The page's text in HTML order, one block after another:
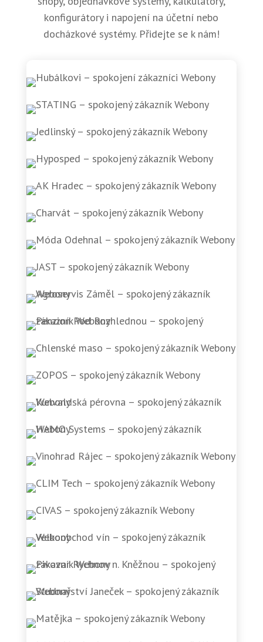
konfigurátory i napojení na účetní nebo
docházkové systémy. Přidejte se k nám!